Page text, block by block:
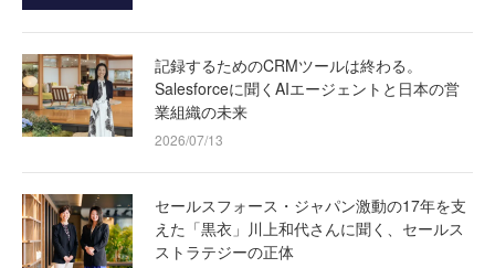
記録するためのCRMツールは終わる。
Salesforceに聞くAIエージェントと日本の営
業組織の未来
2026/07/13
セールスフォース・ジャパン激動の17年を支
えた「黒衣」川上和代さんに聞く、セールス
ストラテジーの正体